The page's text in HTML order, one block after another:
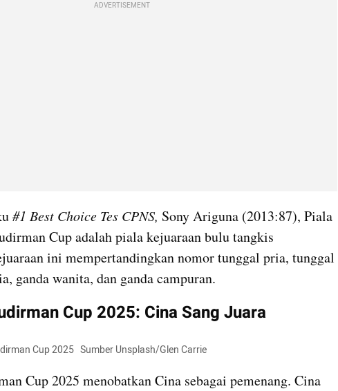
ADVERTISEMENT
#1 Best Choice Tes CPNS, Sony Ariguna (2013:87), Piala
Cup adalah piala kejuaraan bulu tangkis
ini mempertandingkan nomor tunggal pria, tunggal
ganda wanita, dan ganda campuran.
Cup 2025: Cina Sang Juara
Cup 2025   Sumber Unsplash/Glen Carrie
Cup 2025 menobatkan Cina sebagai pemenang. Cina